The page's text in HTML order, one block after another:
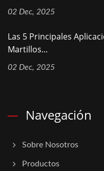
02 Dec, 2025
Las 5 Principales
Martillos...
02 Dec, 2025
Navegación
Sobre Nosotros
Productos